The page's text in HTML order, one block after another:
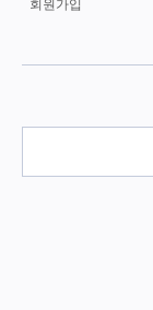
회원가입